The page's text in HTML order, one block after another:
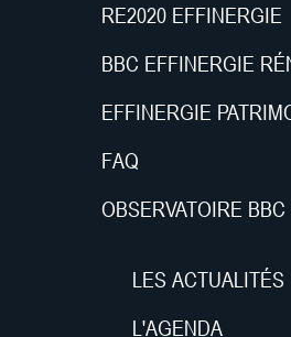
RE2020 EFFINERGIE
BBC EFFINERGIE
EFFINERGIE
FAQ
OBSERVATOIRE BBC
LES ACTUALITÉS
L'AGENDA